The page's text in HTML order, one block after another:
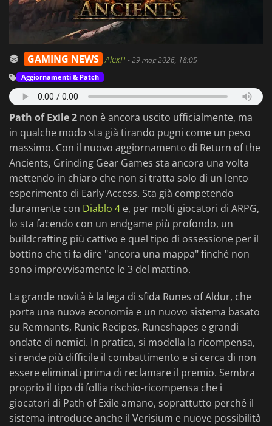
GAMING NEWS AlexP -29 mag 2026, 18:05
Aggiornamenti & Patch
Path of Exile 2 non è ancora uscito ufficialmente, ma
in qualche modo sta già tirando pugni come un peso
massimo. Con il nuovo aggiornamento di Return of the
Ancients, Grinding Gear Games sta ancora una volta
mettendo in chiaro che non si tratta solo di un lento
esperimento di Early Access. Sta già competendo
duramente con Diablo 4 e, per molti giocatori di ARPG,
lo sta facendo con un endgame più profondo, un
buildcrafting più cattivo e quel tipo di ossessione per il
bottino che ti fa dire "ancora una mappa" finché non
sono improvvisamente le 3 del mattino.
La grande novità è la lega di sfida Runes of Aldur, che
porta una nuova economia e un nuovo sistema basato
su Remnants, Runic Recipes, Runeshapes e grandi
ondate di nemici. In pratica, si modella la ricompensa,
si rende più difficile il combattimento e si cerca di non
essere eliminati prima di reclamare il premio. Sembra
proprio il tipo di follia rischio-ricompensa che i
giocatori di Path of Exile amano, soprattutto perché il
sistema introduce anche il Verisium e nuove possibilità